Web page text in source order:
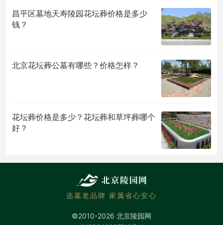
昌平区墓地天寿陵园花坛葬价格是多少
钱？
北京花坛葬公墓有哪些？价格怎样？
花坛葬价格是多少？花坛葬和草坪葬哪个
好？
选墓老品牌 家属省心安心
©2010-2026 北京陵园网